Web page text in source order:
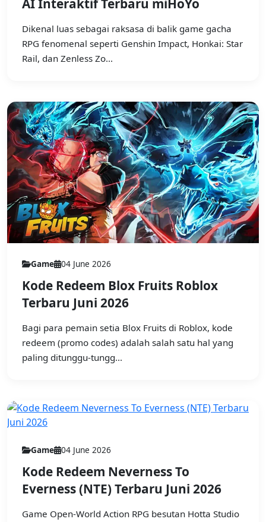
Dikenal luas sebagai raksasa di balik game gacha
RPG fenomenal seperti Genshin Impact, Honkai: Star
Rail, dan Zenless Zo...
Game 04 June 2026
Kode Redeem Blox Fruits Roblox
Terbaru Juni 2026
Bagi para pemain setia Blox Fruits di Roblox, kode
redeem (promo codes) adalah salah satu hal yang
paling ditunggu-tungg...
Game 04 June 2026
Kode Redeem Neverness To
Everness (NTE) Terbaru Juni 2026
Game Open-World Action RPG besutan Hotta Studio